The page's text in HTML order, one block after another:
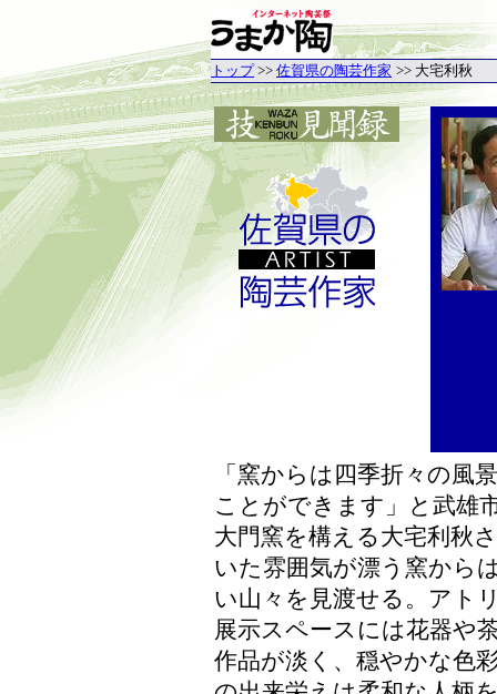
トップ>> 佐賀県の陶芸作家 >> 大宅利秋
「窯からは四季折々の風
ことができます」と武雄
大門窯を構える大宅利秋
いた雰囲気が漂う窯から
い山々を見渡せる。アト
展示スペースには花器や
作品が淡く、穏やかな色